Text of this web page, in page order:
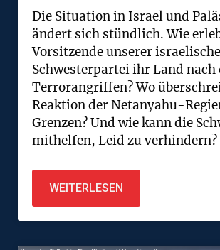
Die Situation in Israel und
ändert sich stündlich. Wie
Vorsitzende unserer
Schwesterpartei ihr Land nach
Terrorangriffen? Wo
Reaktion der Netanyahu-
Grenzen? Und wie kann die
mithelfen, Leid zu verhindern?
WEITERLESEN